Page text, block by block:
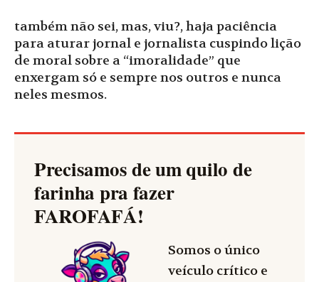
também não sei, mas, viu?, haja paciência
para aturar jornal e jornalista cuspindo lição
de moral sobre a “imoralidade” que
enxergam só e sempre nos outros e nunca
neles mesmos.
Precisamos de um quilo de
farinha pra fazer
FAROFAFÁ!
Somos o único
veículo crítico e